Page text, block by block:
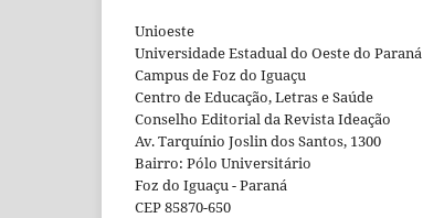
Unioeste
Universidade Estadual do Oeste do Paraná
Campus de Foz do Iguaçu
Centro de Educação, Letras e Saúde
Conselho Editorial da Revista Ideação
Av. Tarquínio Joslin dos Santos, 1300
Bairro: Pólo Universitário
Foz do Iguaçu - Paraná
CEP 85870-650